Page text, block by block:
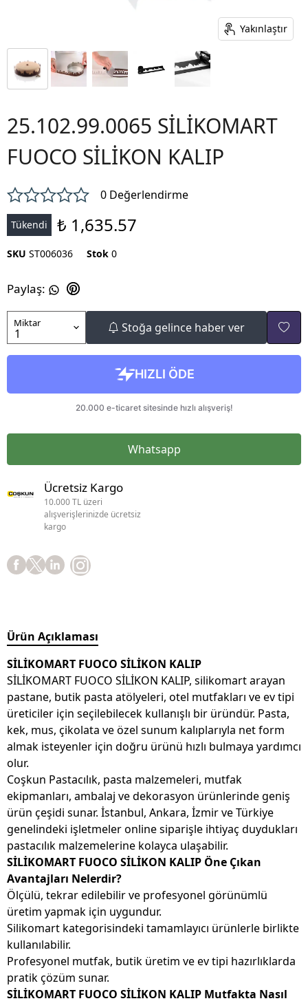
Yakınlaştır
25.102.99.0065 SİLİKOMART
FUOCO SİLİKON KALIP
0 Değerlendirme
Tükendi ₺ 1,635.57
SKU ST006036 Stok 0
Paylaş:
Miktar Stoğa gelince haber ver
Whatsapp
Ücretsiz Kargo
10.000 TL üzeri
alışverişlerinizde ücretsiz
kargo
Ürün Açıklaması
SİLİKOMART FUOCO SİLİKON KALIP
SİLİKOMART FUOCO SİLİKON KALIP, silikomart arayan
pastane, butik pasta atölyeleri, otel mutfakları ve ev tipi
üreticiler için seçilebilecek kullanışlı bir üründür. Pasta,
kek, mus, çikolata ve özel sunum kalıplarıyla net form
almak isteyenler için doğru ürünü hızlı bulmaya yardımcı
olur.
Coşkun Pastacılık, pasta malzemeleri, mutfak
ekipmanları, ambalaj ve dekorasyon ürünlerinde geniş
ürün çeşidi sunar. İstanbul, Ankara, İzmir ve Türkiye
genelindeki işletmeler online siparişle ihtiyaç duydukları
pastacılık malzemelerine kolayca ulaşabilir.
SİLİKOMART FUOCO SİLİKON KALIP Öne Çıkan
Avantajları Nelerdir?
Ölçülü, tekrar edilebilir ve profesyonel görünümlü
üretim yapmak için uygundur.
Silikomart kategorisindeki tamamlayıcı ürünlerle birlikte
kullanılabilir.
Profesyonel mutfak, butik üretim ve ev tipi hazırlıklarda
pratik çözüm sunar.
SİLİKOMART FUOCO SİLİKON KALIP Mutfakta Nasıl